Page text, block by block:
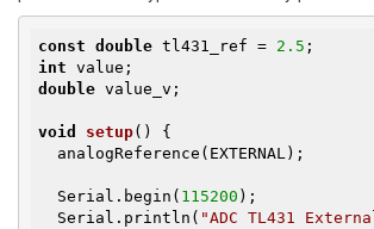
const double tl431_ref = 2.5
int
double value_v;
void setup()
{
  Serial.begin(
115200 );
  Serial.println(
"ADC TL431